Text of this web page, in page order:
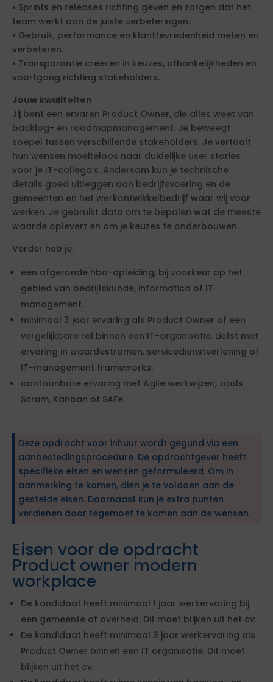
• Sprints en releases richting geven en zorgen dat het
team werkt aan de juiste verbeteringen.
• Gebruik, performance en klanttevredenheid meten en
verbeteren.
• Transparantie creëren in keuzes, afhankelijkheden en
voortgang richting stakeholders.
Jouw kwaliteiten
Jij bent een ervaren Product Owner, die alles weet van
backlog- en roadmapmanagement. Je beweegt
soepel tussen verschillende stakeholders. Je vertaalt
hun wensen moeiteloos naar duidelijke user stories
voor je IT-collega’s. Andersom kun je technische
details goed uitleggen aan bedrijfsvoering en de
gemeenten en het werkontwikkelbedrijf waar wij voor
werken. Je gebruikt data om te bepalen wat de meeste
waarde oplevert en om je keuzes te onderbouwen.
Verder heb je:
een afgeronde hbo-opleiding, bij voorkeur op het
gebied van bedrijfskunde, informatica of IT-
management.
minimaal 3 jaar ervaring als Product Owner of een
vergelijkbare rol binnen een IT-organisatie. Liefst met
ervaring in waardestromen, servicedienstverlening of
IT-management frameworks.
aantoonbare ervaring met Agile werkwijzen, zoals
Scrum, Kanban of SAFe.
Deze opdracht voor inhuur wordt gegund via een
aanbestedingsprocedure. De opdrachtgever heeft
specifieke eisen en wensen geformuleerd. Om in
aanmerking te komen, dien je te voldoen aan de
gestelde eisen. Daarnaast kun je extra punten
verdienen door tegemoet te komen aan de wensen.
Eisen voor de opdracht
Product owner modern
workplace
De kandidaat heeft minimaal 1 jaar werkervaring bij
een gemeente of overheid. Dit moet blijken uit het cv.
De kandidaat heeft minimaal 3 jaar werkervaring als
Product Owner binnen een IT organisatie. Dit moet
blijken uit het cv.